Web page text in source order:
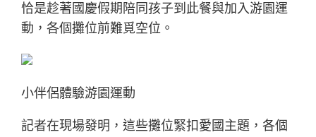
恰是趁著國慶假期陪同孩子到此餐與加入游園運
動，各個攤位前難覓空位。
小伴侶體驗游園運動
記者在現場發明，這些攤位緊扣愛國主題，各個